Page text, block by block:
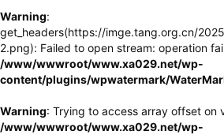
Warning:
get_headers(https://imge.tang.org.cn/
2.png): Failed to open stream: operation
/www/wwwroot/www.xa029.net/wp-
content/plugins/wpwatermark/
Warning: Trying to access array offset on
/www/wwwroot/www.xa029.net/wp-